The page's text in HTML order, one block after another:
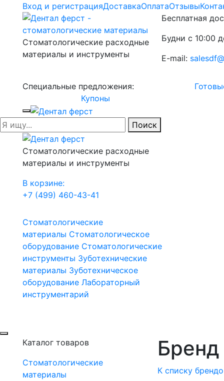
Вход и регистрацияДоставкаОплатаОтзывы
Стоматологические расходные
материалы и инструменты
Бесплатная
Будни с 10:00
E-mail:
Специальные предложения:
Купоны
Поиск
Стоматологические расходные
материалы и инструменты
В корзине:
+7 (499) 460-43-41
Стоматологические
материалы Стоматологическое
оборудование Стоматологические
инструменты Зуботехнические
материалы Зуботехническое
оборудование Лабораторный
инструментарий
Каталог товаров
Стоматологические
материалы
К списку